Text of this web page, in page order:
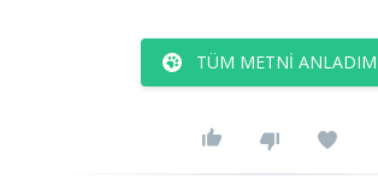
TÜM METNI ANLADIM